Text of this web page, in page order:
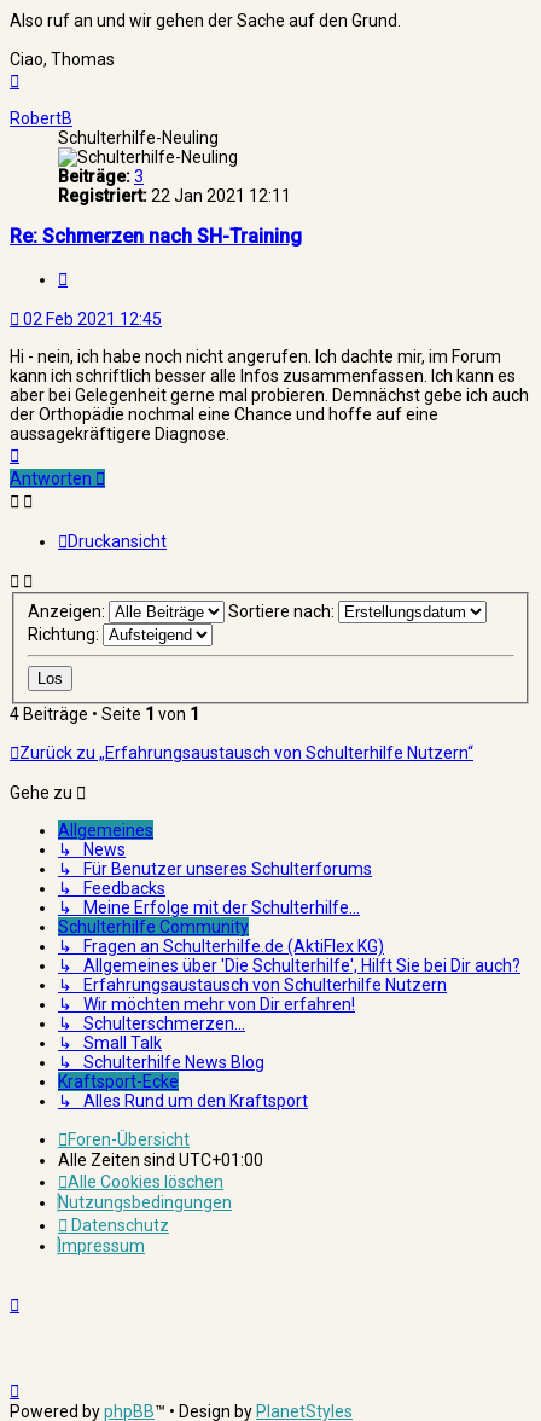
Also ruf an und wir gehen der Sache auf den Grund.
Ciao, Thomas
RobertB
Schulterhilfe-Neuling
Beiträge:3
Registriert:22 Jan 2021 12:11
Re: Schmerzen nach SH-Training
02 Feb 2021 12:45
Hi - nein, ich habe noch nicht angerufen. Ich dachte mir, im Forum
kann ich schriftlich besser alle Infos zusammenfassen. Ich kann es
aber bei Gelegenheit gerne mal probieren. Demnächst gebe ich auch
der Orthopädie nochmal eine Chance und hoffe auf eine
aussagekräftigere Diagnose.
oben
Antworten
Druckansicht
Anzeigen:
Sortiere nach:
Richtung:
4 Beiträge • Seite 1 von 1
Zurück zu „Erfahrungsaustausch von Schulterhilfe Nutzern“
Gehe zu
Allgemeines
↳ News
↳ Für Benutzer unseres Schulterforums
↳ Feedbacks
↳ Meine Erfolge mit der Schulterhilfe...
Schulterhilfe Community
↳ Fragen an Schulterhilfe.de (AktiFlex KG)
↳ Allgemeines über 'Die Schulterhilfe', Hilft Sie bei Dir auch?
↳ Erfahrungsaustausch von Schulterhilfe Nutzern
↳ Wir möchten mehr von Dir erfahren!
↳ Schulterschmerzen...
↳ Small Talk
↳ Schulterhilfe News Blog
Kraftsport-Ecke
↳ Alles Rund um den Kraftsport
Foren-Übersicht
Alle Zeiten sind UTC+01:00
Alle Cookies löschen
Nutzungsbedingungen
Datenschutz
Impressum
Powered byphpBB™ • Design by PlanetStyles